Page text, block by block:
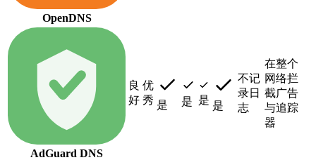
OpenDNS
AdGuard DNS
良
好
优
秀 是 是 是 是
不记
录日
志
在整个
网络拦
截广告
与追踪
器